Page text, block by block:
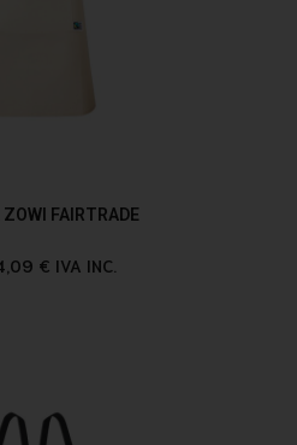
FAIRTRADE
€ IVA INC.